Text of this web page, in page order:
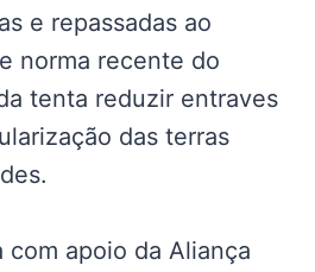
e repassadas ao
norma recente do
tenta reduzir entraves
das terras
apoio da Aliança